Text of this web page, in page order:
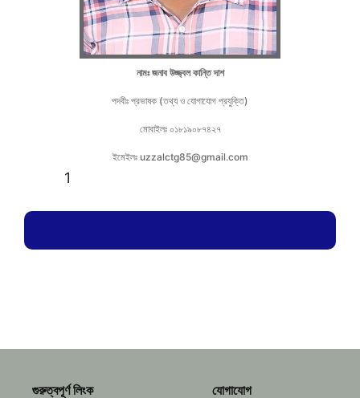
নামঃ জনাব উজ্জ্বল কান্তি দাশ
পদবীঃ প্রভাষক (তথ্য ও যোগাযোগ প্রযুক্তি)
মোবাইলঃ ০১৮১৯০৮৭৪২৭
ইমেইলঃ uzzalctg85@gmail.com
1
গুরুত্বপূর্ণ লিংক যোগাযোগ